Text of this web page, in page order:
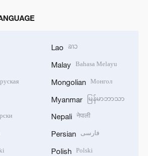
Lao ລາວ
Malay Bahasa Melayu
Mongolian Монгол
Myanmar မြန်မာဘာသာ
Nepali नेपाली
Persian فارسی
Polish Polski